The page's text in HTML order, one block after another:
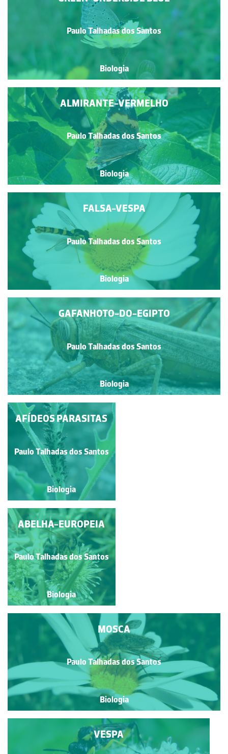
Paulo Talhadas dos Santos
Biologia
ALMIRANTE-VERMELHO
Paulo Talhadas dos Santos
Biologia
FALSA-VESPA
Paulo Talhadas dos Santos
Biologia
GAFANHOTO-DO-EGIPTO
Paulo Talhadas dos Santos
Biologia
BUFFALO
TREEHOPPER
Paulo Talhadas dos Santos
Biologia
AFÍDEOS PARASITAS
Paulo Talhadas dos Santos
Biologia
MOSCA
Paulo Talhadas dos Santos
Biologia
ABELHA-EUROPEIA
Paulo Talhadas dos Santos
Biologia
MOSCA
Paulo Talhadas dos Santos
Biologia
VESPA